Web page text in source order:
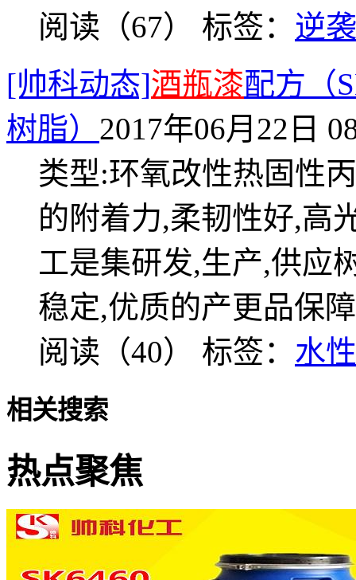
阅读（67） 标签： 逆袭
[帅科动态]酒瓶漆配方（
树脂） 2017年06月22日
类型:环氧改性热固性
的附着力,柔韧性好,高
工是集研发,生产,供应
稳定,优质的产更品保
阅读（40） 标签： 水
相关搜索
热点聚焦